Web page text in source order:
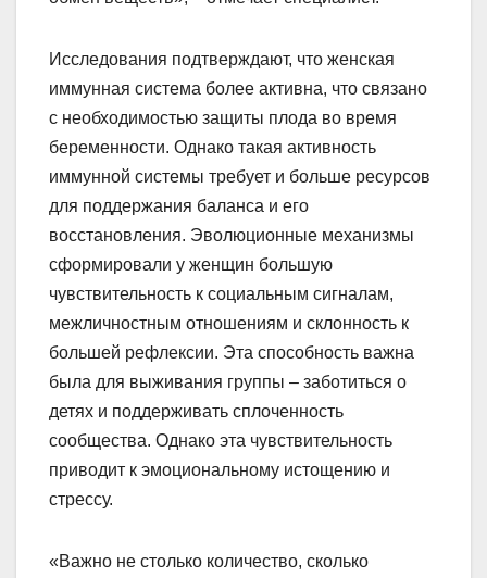
Исследования подтверждают, что женская
иммунная система более активна, что связано
с необходимостью защиты плода во время
беременности. Однако такая активность
иммунной системы требует и больше ресурсов
для поддержания баланса и его
восстановления. Эволюционные механизмы
сформировали у женщин большую
чувствительность к социальным сигналам,
межличностным отношениям и склонность к
большей рефлексии. Эта способность важна
была для выживания группы – заботиться о
детях и поддерживать сплоченность
сообщества. Однако эта чувствительность
приводит к эмоциональному истощению и
стрессу.
«Важно не столько количество, сколько